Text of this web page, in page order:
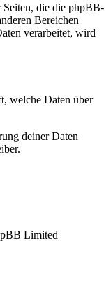
Seiten, die die phpBB-
Bereichen
verarbeitet, wird
welche Daten über
deiner Daten
Limited